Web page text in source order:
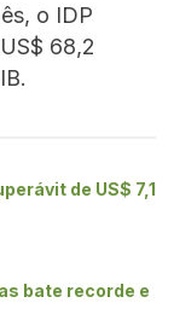
o IDP
68,2
de US$ 7,1
bate recorde e